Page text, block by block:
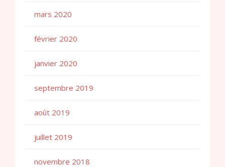
mars 2020
février 2020
janvier 2020
septembre 2019
août 2019
juillet 2019
novembre 2018